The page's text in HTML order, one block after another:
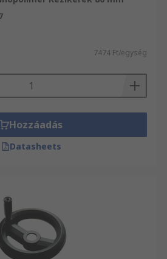
7474 Ft/egység
Hozzáadás
Datasheets